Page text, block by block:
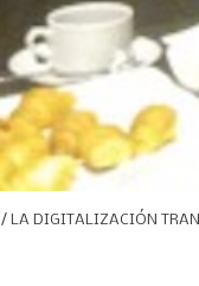
/ LA DIGITALIZACIÓN